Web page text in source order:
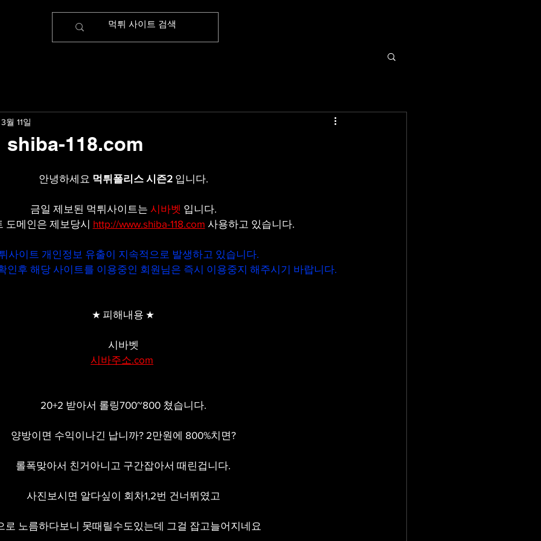
shiba-118.com
월 11일
안녕하세요 먹튀폴리스 시즌2 입니다.
금일 제보된 먹튀사이트는 시바벳 입니다.
도메인은 제보당시 http://www.shiba-118.com 사용하고 있습니다.
사이트 개인정보 유출이 지속적으로 발생하고 있습니다.
인후 해당 사이트를 이용중인 회원님은 즉시 이용중지 해주시기 바랍니다.
★ 피해내용 ★
시바벳
시바주소.com
20+2 받아서 롤링700~800 쳤습니다.
양방이면 수익이나긴 납니까? 2만원에 800%치면?
롤폭맞아서 친거아니고 구간잡아서 때린겁니다.
사진보시면 알다싶이 회차1,2번 건너뛰였고
로 노름하다보니 못때릴수도있는데 그걸 잡고늘어지네요